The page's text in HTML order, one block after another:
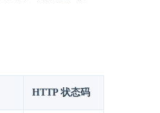
HTTP 状态码